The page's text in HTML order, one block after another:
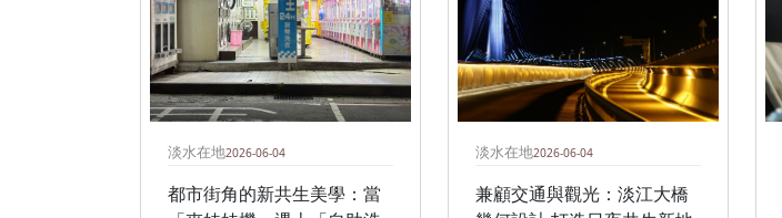
淡水在地2026-06-04
都市街角的新共生美學：當
淡水在地2026-06-04
兼顧交通與觀光：淡江大橋